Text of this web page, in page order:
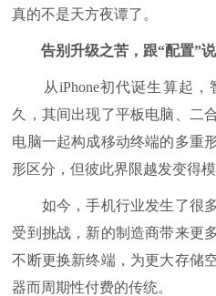
真的不是天方夜谭了。
告别升级之苦，跟“配置”
从iPhone初代诞生算起，
久，其间出现了平板电脑、二
电脑一起构成移动终端的多重
形区分，但彼此界限越发变得模
如今，手机行业发生了很多
受到挑战，新的制造商带来更
不断更换新终端，为更大存储
器而周期性付费的传统。